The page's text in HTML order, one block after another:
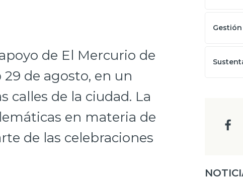
de El Mercurio de
de agosto, en un
calles de la ciudad. La
en materia de
de las celebraciones